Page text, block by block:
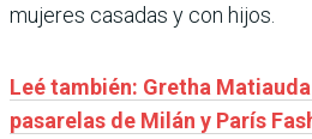
mujeres casadas y con hijos.
Leé también: Gretha
pasarelas de Milán y París